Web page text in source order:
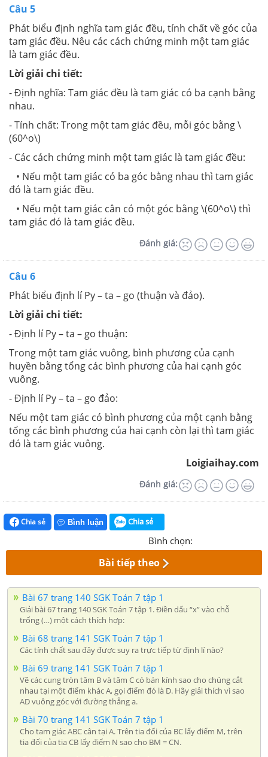
Câu 5
Phát biểu định nghĩa tam giác đều, tính chất về góc của
tam giác đều. Nêu các cách chứng minh một tam giác
là tam giác đều.
Lời giải chi tiết:
- Định nghĩa: Tam giác đều là tam giác có ba cạnh bằng
nhau.
- Tính chất: Trong một tam giác đều, mỗi góc bằng \
(60^o\)
- Các cách chứng minh một tam giác là tam giác đều:
• Nếu một tam giác có ba góc bằng nhau thì tam giác
đó là tam giác đều.
• Nếu một tam giác cân có một góc bằng \(60^o\) thì
tam giác đó là tam giác đều.
Đánh giá:
Câu 6
Phát biểu định lí Py – ta – go (thuận và đảo).
Lời giải chi tiết:
- Định lí Py – ta – go thuận:
Trong một tam giác vuông, bình phương của cạnh
huyền bằng tổng các bình phương của hai cạnh góc
vuông.
- Định lí Py – ta – go đảo:
Nếu một tam giác có bình phương của một cạnh bằng
tổng các bình phương của hai cạnh còn lại thì tam giác
đó là tam giác vuông.
Loigiaihay.com
Đánh giá:
Chia sẻ Bình luận Chia sẻ
Bình chọn:
Bài tiếp theo
Bài 67 trang 140 SGK Toán 7 tập 1
Giải bài 67 trang 140 SGK Toán 7 tập 1. Điền dấu “x” vào chỗ
trống (…) một cách thích hợp:
Bài 68 trang 141 SGK Toán 7 tập 1
Các tính chất sau đây được suy ra trực tiếp từ định lí nào?
Bài 69 trang 141 SGK Toán 7 tập 1
Vẽ các cung tròn tâm B và tâm C có bán kính sao cho chúng cắt
nhau tại một điểm khác A, gọi điểm đó là D. Hãy giải thích vì sao
AD vuông góc với đường thẳng a.
Bài 70 trang 141 SGK Toán 7 tập 1
Cho tam giác ABC cân tại A. Trên tia đối của BC lấy điểm M, trên
tia đối của tia CB lấy điểm N sao cho BM = CN.